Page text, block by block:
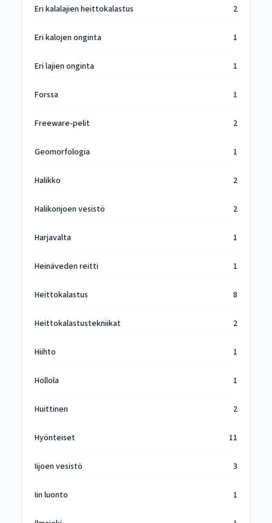
Eri kalalajien heittokalastus 2
Eri kalojen onginta 1
Eri lajien onginta 1
Forssa 1
Freeware-pelit 2
Geomorfologia 1
Halikko 2
Halikonjoen vesistö 2
Harjavalta 1
Heinäveden reitti 1
Heittokalastus 8
Heittokalastustekniikat 2
Hiihto 1
Hollola 1
Huittinen 2
Hyönteiset 11
Iijoen vesistö 3
Iin luonto 1